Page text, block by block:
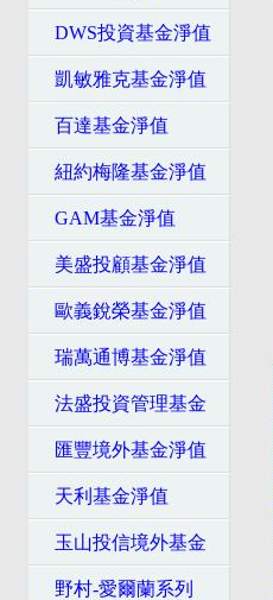
DWS投資基金淨值
凱敏雅克基金淨值
百達基金淨值
紐約梅隆基金淨值
GAM基金淨值
美盛投顧基金淨值
歐義銳榮基金淨值
瑞萬通博基金淨值
法盛投資管理基金
匯豐境外基金淨值
天利基金淨值
玉山投信境外基金
野村-愛爾蘭系列